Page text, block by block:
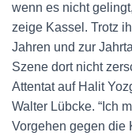
wenn es nicht
zeige Kassel. Trotz
Jahren und zur
Szene dort nicht
Attentat auf Halit
Walter Lübcke. “Ich
Vorgehen gegen die